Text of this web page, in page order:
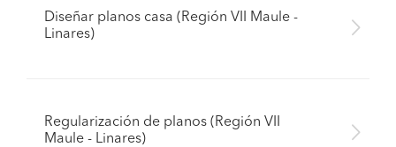
Diseñar planos casa (Región VII Maule -
Linares)
Regularización de planos (Región VII
Maule - Linares)